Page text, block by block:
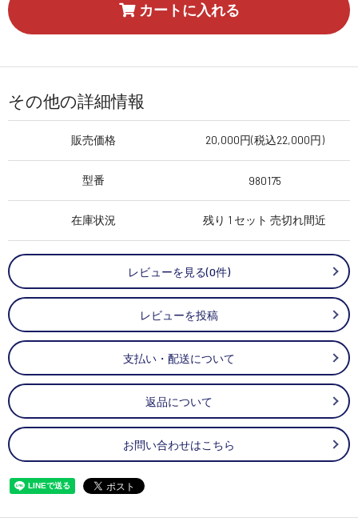
カートに入れる
その他の詳細情報
販売価格 20,000円(税込22,000円)
型番 980175
在庫状況 残り 1 セット 売切れ間近
レビューを見る(0件)
レビューを投稿
支払い・配送について
返品について
お問い合わせはこちら